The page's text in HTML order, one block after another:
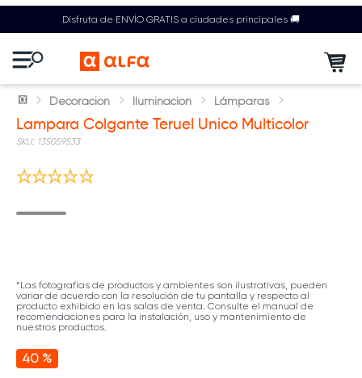
Disfruta de ENVÍO GRATIS a ciudades principales 🚚
Decoración Iluminación Lámparas
Lampara Colgante Teruel Unico Multicolor
: 135059533
*Las fotografías de productos y ambientes son ilustrativas, pueden
variar de acuerdo con la resolución de tu pantalla y respecto al
producto exhibido en las salas de venta. Consulte el manual de
recomendaciones para la instalación, uso y mantenimiento de
nuestros productos.
40 %